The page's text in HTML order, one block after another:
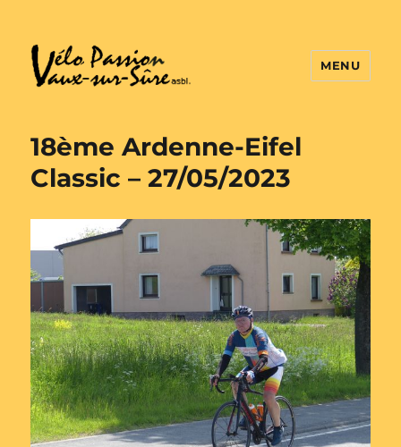
MENU
18ème Ardenne-Eifel
Classic – 27/05/2023